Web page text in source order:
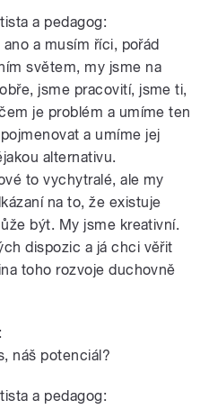
a pedagog:
a musím říci, pořád
světem, my jsme na
jsme pracovití, jsme ti,
je problém a umíme ten
a umíme jej
alternativu.
to vychytralé, ale my
na to, že existuje
být. My jsme kreativní.
dispozic a já chci věřit
toho rozvoje duchovně
náš potenciál?
a pedagog: